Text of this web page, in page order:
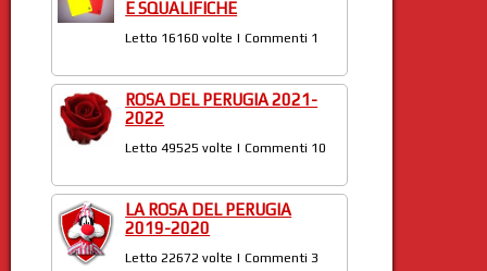
E SQUALIFICHE
Letto 16160 volte | Commenti 1
ROSA DEL PERUGIA 2021-
2022
Letto 49525 volte | Commenti 10
LA ROSA DEL PERUGIA
2019-2020
Letto 22672 volte | Commenti 3